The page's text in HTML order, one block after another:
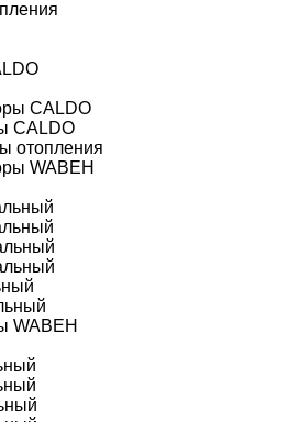
CALDO
CALDO
отопления
WABEH
WABEH